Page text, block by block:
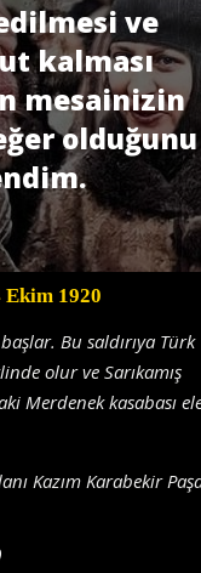
ve
kalması
mesainizin
olduğunu
1920
Bu saldırıya Türk
olur ve Sarıkamış
Merdenek kasabası
Kazım Karabekir